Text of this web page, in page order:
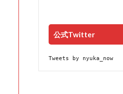
公式Twitter
Tweets by nyuka_now